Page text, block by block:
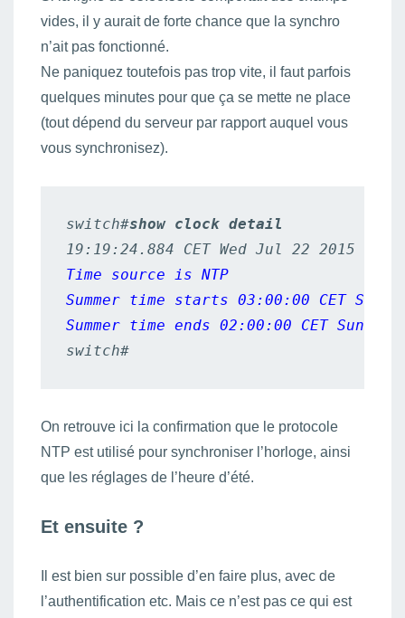
vides, il y aurait de forte chance que la synchro
n’ait pas fonctionné.
Ne paniquez toutefois pas trop vite, il faut parfois
quelques minutes pour que ça se mette ne place
(tout dépend du serveur par rapport auquel vous
vous synchronisez).
switch#show clock detail
Time source is NTP
Summer time starts 03:00:00 CET Sun
Summer time ends 02:00:00 CET Sun
switch#
On retrouve ici la confirmation que le protocole
NTP est utilisé pour synchroniser l’horloge, ainsi
que les réglages de l’heure d’été.
Et ensuite ?
Il est bien sur possible d’en faire plus, avec de
l’authentification etc. Mais ce n’est pas ce qui est